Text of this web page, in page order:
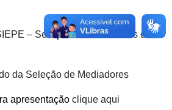
– Seleção de Mediadores de
da Seleção de Mediadores
apresentação clique aqui